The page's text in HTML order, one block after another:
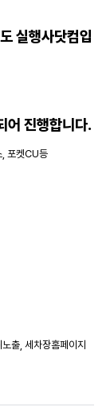
실행사닷컴입
어 진행합니다.
포켓CU등
출, 세차장홈페이지